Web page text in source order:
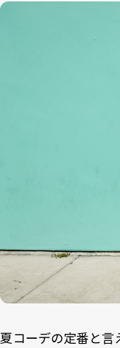
夏コーデの定番と